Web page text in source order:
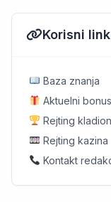
Korisni
Baza znanja
Aktuelni
Rejting
Rejting kazina
Kontakt